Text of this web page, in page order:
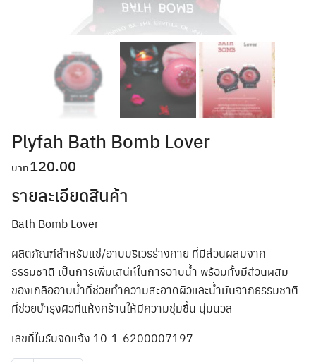
Plyfah Bath Bomb Lover
120.00
รายละเอียดสินค้า
Bath Bomb Lover
ผลิตภัณฑ์สำหรับแช่/อาบบริเวรร่างกาย ที่มีส่วนผสมจาก
ธรรมชาติ เป็นการเพิ่มเสน่ห์ในการอาบน้ำ พร้อมทั้งมีส่วนผสม
ของเกลืออาบน้ำที่ช่วยทำความสะอาดผิวและน้ำมันจากธรรมชาติ
ที่ช่วยบำรุงผิวที่แห้งกร้านให้มีความชุ่มชื้น นุ่มนวล
เลขที่ใบรับจดแจ้ง 10-1-6200007197